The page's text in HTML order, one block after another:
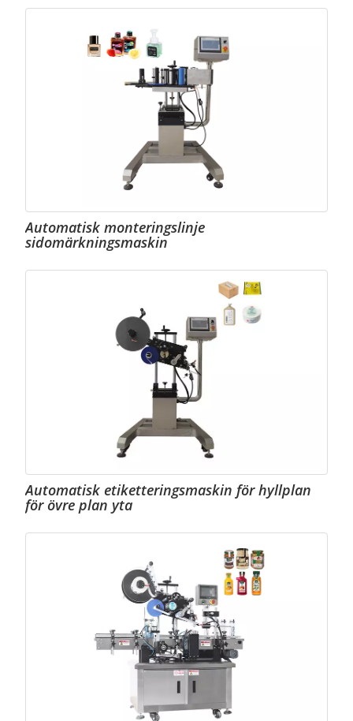
Automatisk monteringslinje
sidomärkningsmaskin
Automatisk etiketteringsmaskin för hyllplan
för övre plan yta